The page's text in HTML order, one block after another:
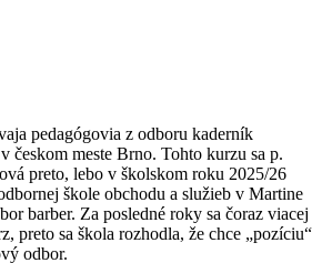
pedagógovia z odboru kaderník
českom meste Brno. Tohto kurzu sa p.
preto, lebo v školskom roku 2025/26
škole obchodu a služieb v Martine
barber. Za posledné roky sa čoraz viacej
preto sa škola rozhodla, že chce „pozíciu“
odbor.